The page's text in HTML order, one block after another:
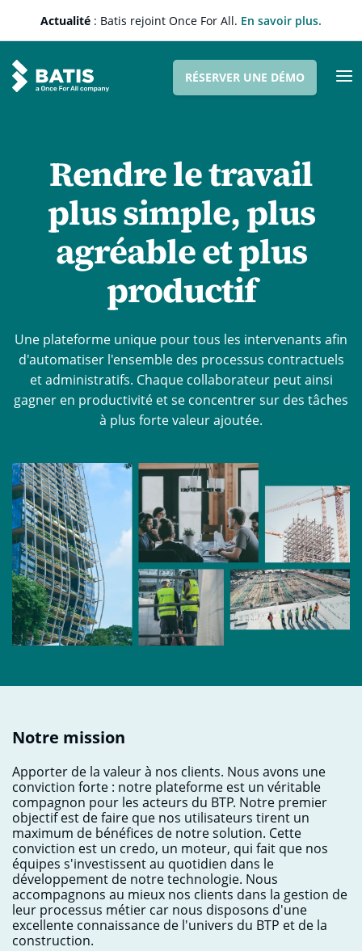
Actualité : Batis rejoint Once For All. En savoir plus.
RÉSERVER UNE DÉMO
Produit
La demande d’agrément
L’annuaire des entreprises
Signature électronique
Les outils intégrés
Notre accompagnement
Notre engagement
Notre offre
À propos
Blog
Témoignages clients
Livres blancs
Lexique
CONNEXION
Rendre le travail
plus simple, plus
agréable et plus
productif
Une plateforme unique pour tous les intervenants afin
d'automatiser l'ensemble des processus contractuels
et administratifs. Chaque collaborateur peut ainsi
gagner en productivité et se concentrer sur des tâches
à plus forte valeur ajoutée.
Notre mission
Apporter de la valeur à nos clients. Nous avons une
conviction forte : notre plateforme est un véritable
compagnon pour les acteurs du BTP. Notre premier
objectif est de faire que nos utilisateurs tirent un
maximum de bénéfices de notre solution. Cette
conviction est un credo, un moteur, qui fait que nos
équipes s'investissent au quotidien dans le
développement de notre technologie. Nous
accompagnons au mieux nos clients dans la gestion de
leur processus métier car nous disposons d'une
excellente connaissance de l'univers du BTP et de la
construction.